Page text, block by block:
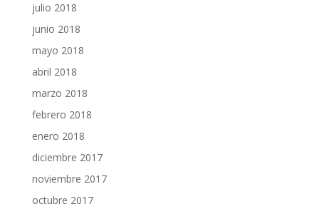
julio 2018
junio 2018
mayo 2018
abril 2018
marzo 2018
febrero 2018
enero 2018
diciembre 2017
noviembre 2017
octubre 2017